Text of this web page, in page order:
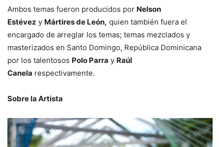
Ambos temas fueron producidos por Nelson
Estévez y Mártires de León, quien también fuera el
encargado de arreglar los temas; temas mezclados y
masterizados en Santo Domingo, República Dominicana
por los talentosos Polo Parra y Raúl
Canela respectivamente.
Sobre la Artista